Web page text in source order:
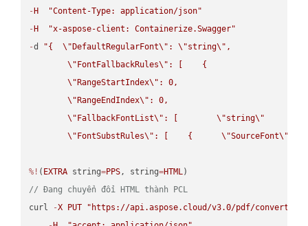
- H
"Content-Type: application/json"
- H
"x-aspose-client: Containerize.Swagger"
-d "{ \" DefaultRegularFont\" : \"string\" ,
\" FontFallbackRules\" : [    {
\" RangeStartIndex\" : 0,
\" RangeEndIndex\" : 0,
\" FallbackFontList\" : [ \"string\"
\" FontSubstRules\" : [    { \"SourceFont\"
%! ( EXTRA string=PPS, string=HTML
// Đang chuyển đổi HTML thành PCL
curl
-X PUT
"https://api.aspose.cloud/v3.0/pdf/convert/